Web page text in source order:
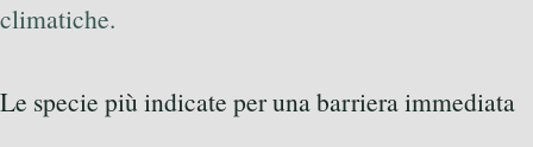
climatiche.
Le specie più indicate per una barriera immediata